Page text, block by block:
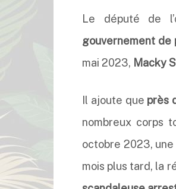
Le député de
gouvernement
mai 2023, Macky
Il ajoute que près
nombreux corps
octobre 2023, une
mois plus tard, la